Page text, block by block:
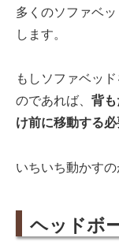
多くのソファベ
します。
もしソファベッ
のであれば、 背
け前に移動する
いちいち動かすの
ヘッドボ